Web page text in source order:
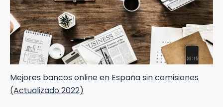
Mejores bancos online en España sin comisiones
(Actualizado 2022)